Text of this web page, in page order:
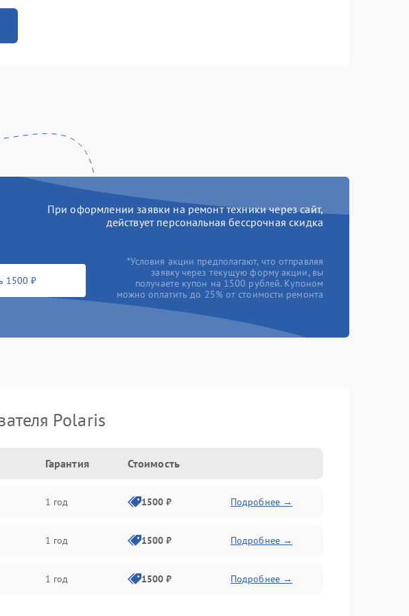
При оформлении заявки на ремонт техники через сайт,
действует персональная бессрочная скидка
1500 ₽
*Условия акции предполагают, что отправляя
заявку через текущую форму акции, вы
получаете купон на 1500 рублей. Купоном
можно оплатить до 25% от стоимости ремонта
Polaris
Гарантия Стоимость
1 год 1500 ₽ Подробнее →
1 год 1500 ₽ Подробнее →
1 год 1500 ₽ Подробнее →